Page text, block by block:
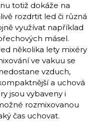
totiž dokáže na
rozdrtit led či různá
využívat například
másel.
několika lety mixéry
ve vakuu se
vzduch,
a uchová
jsou vybaveny i
rozmixovanou
čas uchovat.